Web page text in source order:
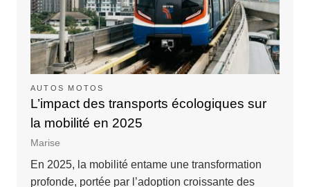
AUTOS MOTOS
L’impact des transports écologiques sur
la mobilité en 2025
Marise
En 2025, la mobilité entame une transformation
profonde, portée par l’adoption croissante des